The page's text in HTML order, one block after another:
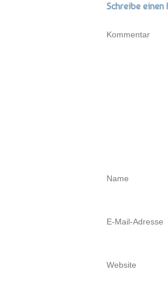
Schreibe einen
Kommentar
Name
E-Mail-Adresse
Website